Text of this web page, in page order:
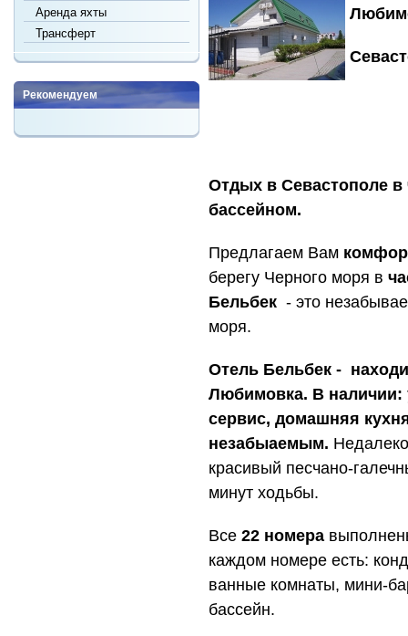
Отдых в Севастополе в
бассейном.
Предлагаем Вам
берегу Черного моря в
Бельбек - это
моря.
Отель Бельбек -
Любимовка. В наличии:
сервис, домашняя
незабыаемым.
красивый песчано-
минут ходьбы.
Все 22 номера
каждом номере есть:
ванные комнаты, мини-
бассейн.
Аренда яхты
Трансферт
Рекомендуем